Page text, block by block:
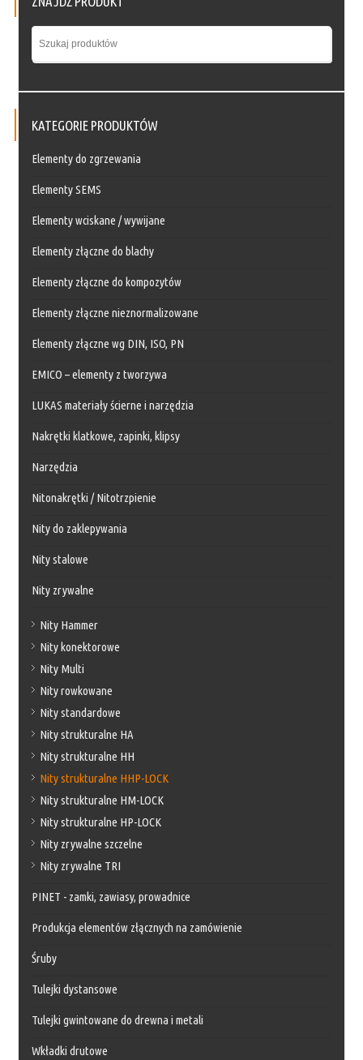
KATEGORIE PRODUKTÓW
Elementy do zgrzewania
Elementy SEMS
Elementy wciskane / wywijane
Elementy złączne do blachy
Elementy złączne do kompozytów
Elementy złączne nieznormalizowane
Elementy złączne wg DIN, ISO, PN
EMICO – elementy z tworzywa
LUKAS materiały ścierne i narzędzia
Nakrętki klatkowe, zapinki, klipsy
Narzędzia
Nitonakrętki / Nitotrzpienie
Nity do zaklepywania
Nity stalowe
Nity zrywalne
Nity Hammer
Nity konektorowe
Nity Multi
Nity rowkowane
Nity standardowe
Nity strukturalne HA
Nity strukturalne HH
Nity strukturalne HHP-LOCK
Nity strukturalne HM-LOCK
Nity strukturalne HP-LOCK
Nity zrywalne szczelne
Nity zrywalne TRI
PINET - zamki, zawiasy, prowadnice
Produkcja elementów złącznych na zamówienie
Śruby
Tulejki dystansowe
Tulejki gwintowane do drewna i metali
Wkładki drutowe